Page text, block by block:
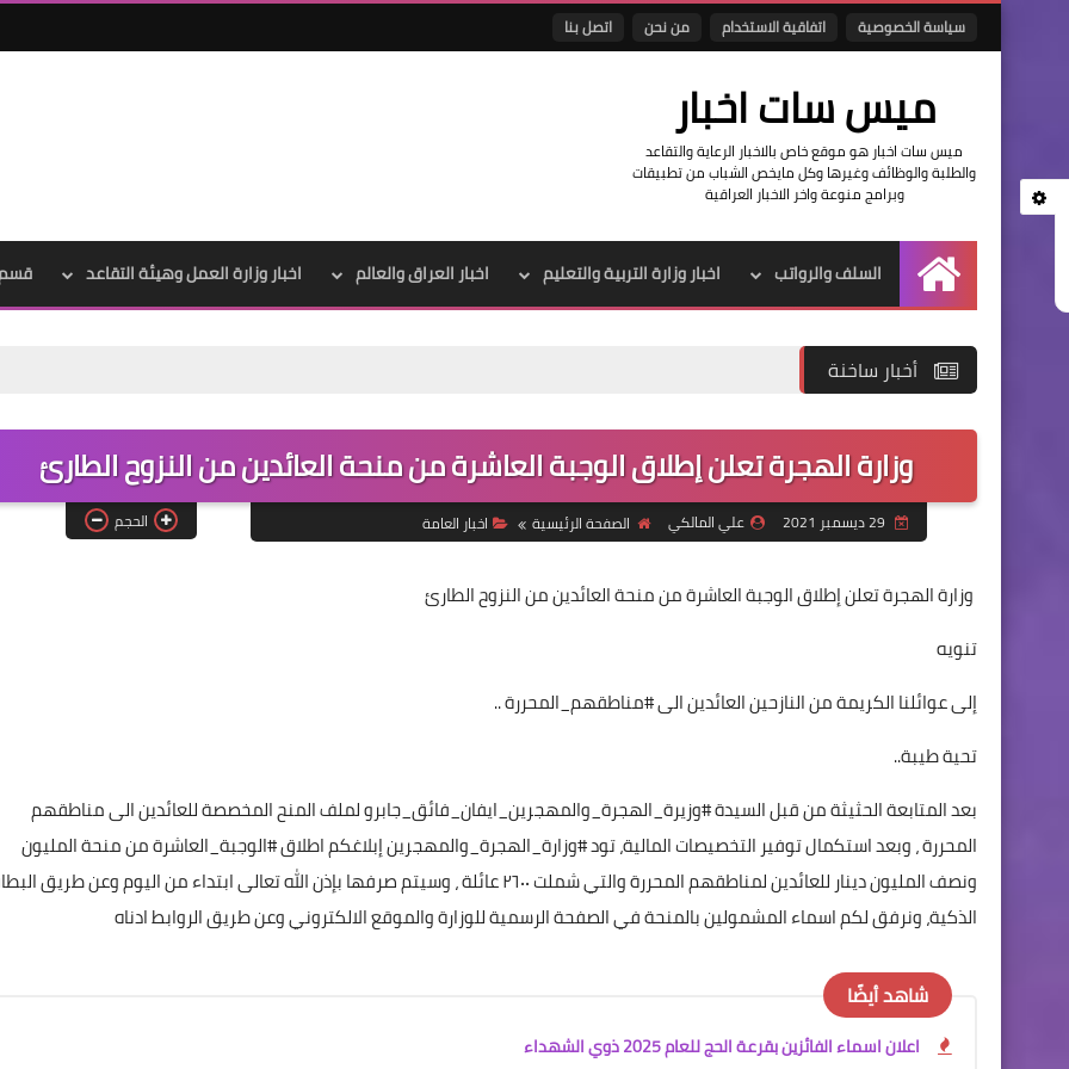
سياسة الخصوصية اتفاقية الاستخدام من نحن اتصل بنا
ميس سات اخبار
ميس سات اخبار هو موقع خاص بالاخبار الرعاية والتقاعد
والطلبة والوظائف وغيرها وكل مايخص الشباب من تطبيقات
وبرامج منوعة واخر الاخبار العراقية
الرئيسية
السلف والرواتب اخبار وزارة التربية والتعليم اخبار العراق والعالم اخبار وزارة العمل وهيئة التقاعد قسم
أخبار ساخنة
وزارة الهجرة تعلن إطلاق الوجبة العاشرة من منحة العائدين من النزوح الطارئ
علي المالكي الصفحة الرئيسية اخبار العامة الحجم
وزارة الهجرة تعلن إطلاق الوجبة العاشرة من منحة العائدين من النزوح الطارئ
تنويه
إلى عوائلنا الكريمة من النازحين العائدين الى #مناطقهم_المحررة ..
تحية طيبة..
بعد المتابعة الحثيثة من قبل السيدة #وزيرة_الهجرة_والمهجرين_ايفان_فائق_جابرو لملف المنح المخصصة للعائدين الى مناطقهم
المحررة ، وبعد استكمال توفير التخصيصات المالية، تود #وزارة_الهجرة_والمهجرين إبلاغكم اطلاق #الوجبة_العاشرة من منحة المليون
ونصف المليون دينار للعائدين لمناطقهم المحررة والتي شملت ٢٦٠٠ عائلة ، وسيتم صرفها بإذن الله تعالى ابتداء من اليوم وعن طريق
الذكية، ونرفق لكم اسماء المشمولين بالمنحة في الصفحة الرسمية للوزارة والموقع الالكتروني وعن طريق الروابط ادناه
شاهد أيضًا
اعلان اسماء الفائزين بقرعة الحج للعام 2025 ذوي الشهداء
04 أغسطس 2022